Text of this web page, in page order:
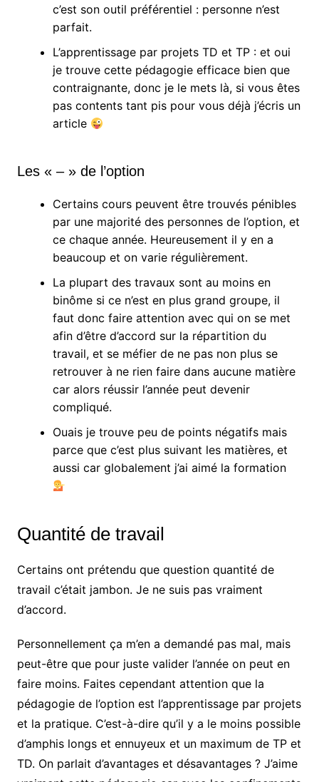
c’est son outil préférentiel : personne n’est
parfait.
L’apprentissage par projets TD et TP : et oui
je trouve cette pédagogie efficace bien que
contraignante, donc je le mets là, si vous êtes
pas contents tant pis pour vous déjà j’écris un
article
Les « – » de l’option
Certains cours peuvent être trouvés pénibles
par une majorité des personnes de l’option, et
ce chaque année. Heureusement il y en a
beaucoup et on varie régulièrement.
La plupart des travaux sont au moins en
binôme si ce n’est en plus grand groupe, il
faut donc faire attention avec qui on se met
afin d’être d’accord sur la répartition du
travail, et se méfier de ne pas non plus se
retrouver à ne rien faire dans aucune matière
car alors réussir l’année peut devenir
compliqué.
Ouais je trouve peu de points négatifs mais
parce que c’est plus suivant les matières, et
aussi car globalement j’ai aimé la formation
Quantité de travail
Certains ont prétendu que question quantité de
travail c’était jambon. Je ne suis pas vraiment
d’accord.
Personnellement ça m’en a demandé pas mal, mais
peut-être que pour juste valider l’année on peut en
faire moins. Faites cependant attention que la
pédagogie de l’option est l’apprentissage par projets
et la pratique. C’est-à-dire qu’il y a le moins possible
d’amphis longs et ennuyeux et un maximum de TP et
TD. On parlait d’avantages et désavantages ? J’aime